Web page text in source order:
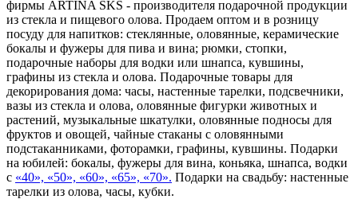
фирмы ARTINA SKS - производителя подарочной продукции
из стекла и пищевого олова. Продаем оптом и в розницу
посуду для напитков: стеклянные, оловянные, керамические
бокалы и фужеры для пива и вина; рюмки, стопки,
подарочные наборы для водки или шнапса, кувшины,
графины из стекла и олова. Подарочные товары для
декорирования дома: часы, настенные тарелки, подсвечники,
вазы из стекла и олова, оловянные фигурки животных и
растений, музыкальные шкатулки, оловянные подносы для
фруктов и овощей, чайные стаканы с оловянными
подстаканниками, фоторамки, графины, кувшины. Подарки
на юбилей: бокалы, фужеры для вина, коньяка, шнапса, водки
с «40», «50», «60», «65», «70». Подарки на свадьбу: настенные
тарелки из олова, часы, кубки.